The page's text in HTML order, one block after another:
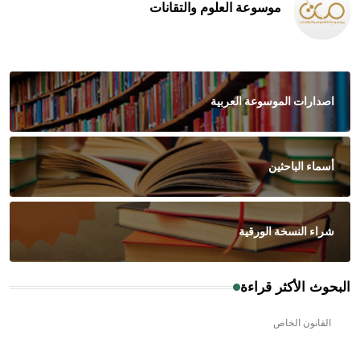
موسوعة العلوم والتقانات
اصدارات الموسوعة العربية
أسماء الباحثين
شراء النسخة الورقية
البحوث الأكثر قراءة
القانون الخاص